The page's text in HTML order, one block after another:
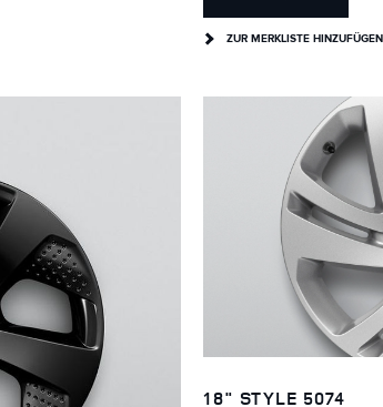
ZUR MERKLISTE HINZUFÜGEN
18" STYLE 5074